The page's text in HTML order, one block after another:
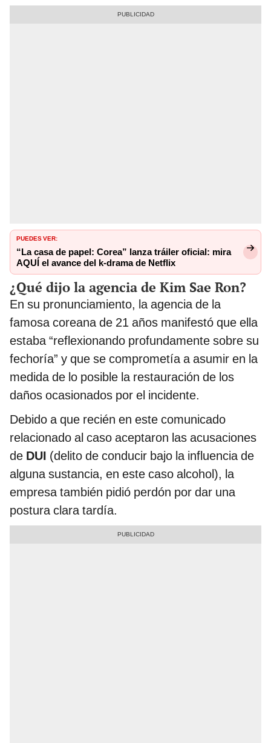
PUEDES VER:
“La casa de papel: Corea” lanza tráiler oficial: mira
AQUÍ el avance del k-drama de Netflix
¿Qué dijo la agencia de Kim Sae Ron?
En su pronunciamiento, la agencia de la
famosa coreana de 21 años manifestó que ella
estaba “reflexionando profundamente sobre su
fechoría” y que se comprometía a asumir en la
medida de lo posible la restauración de los
daños ocasionados por el incidente.
Debido a que recién en este comunicado
relacionado al caso aceptaron las acusaciones
de DUI (delito de conducir bajo la influencia de
alguna sustancia, en este caso alcohol), la
empresa también pidió perdón por dar una
postura clara tardía.